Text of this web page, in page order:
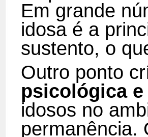
Em grande
idosa é a
sustento, o
Outro ponto
psicológica
idosos no
permanência.